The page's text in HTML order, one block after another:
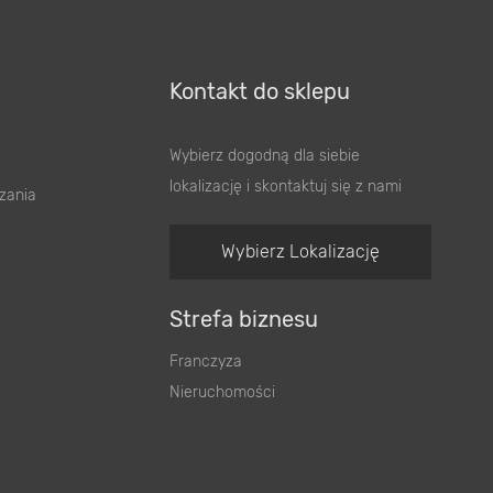
Kontakt do sklepu
Wybierz dogodną dla siebie
lokalizację i skontaktuj się z nami
Wybierz Lokalizację
Strefa biznesu
Franczyza
Nieruchomości